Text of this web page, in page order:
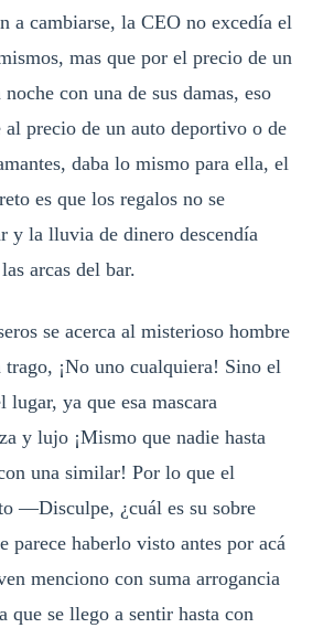
a cambiarse, la CEO no excedía el
mas que por el precio de un
con una de sus damas, eso
al precio de un auto deportivo o de
daba lo mismo para ella, el
es que los regalos no se
y la lluvia de dinero descendía
arcas del bar.
se acerca al misterioso hombre
trago, ¡No uno cualquiera! Sino el
lugar, ya que esa mascara
y lujo ¡Mismo que nadie hasta
una similar! Por lo que el
—Disculpe, ¿cuál es su sobre
parece haberlo visto antes por acá
menciono con suma arrogancia
que se llego a sentir hasta con